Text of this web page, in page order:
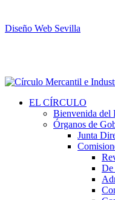
Diseño Web Sevilla
EL CÍRCULO
Bienvenida del
Órganos de
Junta
De